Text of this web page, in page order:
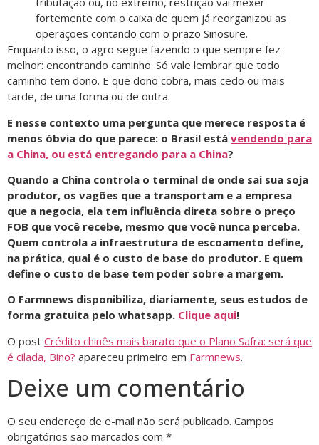
fortemente com o caixa de quem já reorganizou as
operações contando com o prazo Sinosure.
Enquanto isso, o agro segue fazendo o que sempre fez
melhor: encontrando caminho. Só vale lembrar que todo
caminho tem dono. E que dono cobra, mais cedo ou mais
tarde, de uma forma ou de outra.
E nesse contexto uma pergunta que merece resposta é
menos óbvia do que parece: o Brasil está vendendo para
a China, ou está entregando para a China?
Quando a China controla o terminal de onde sai sua soja
produtor, os vagões que a transportam e a empresa
que a negocia, ela tem influência direta sobre o preço
FOB que você recebe, mesmo que você nunca perceba.
Quem controla a infraestrutura de escoamento define,
na prática, qual é o custo de base do produtor. E quem
define o custo de base tem poder sobre a margem.
O Farmnews disponibiliza, diariamente, seus estudos de
forma gratuita pelo whatsapp. Clique aqui!
O post Crédito chinês mais barato que o Plano Safra: será que
é cilada, Bino? apareceu primeiro em Farmnews.
Deixe um comentário
O seu endereço de e-mail não será publicado. Campos
obrigatórios são marcados com *